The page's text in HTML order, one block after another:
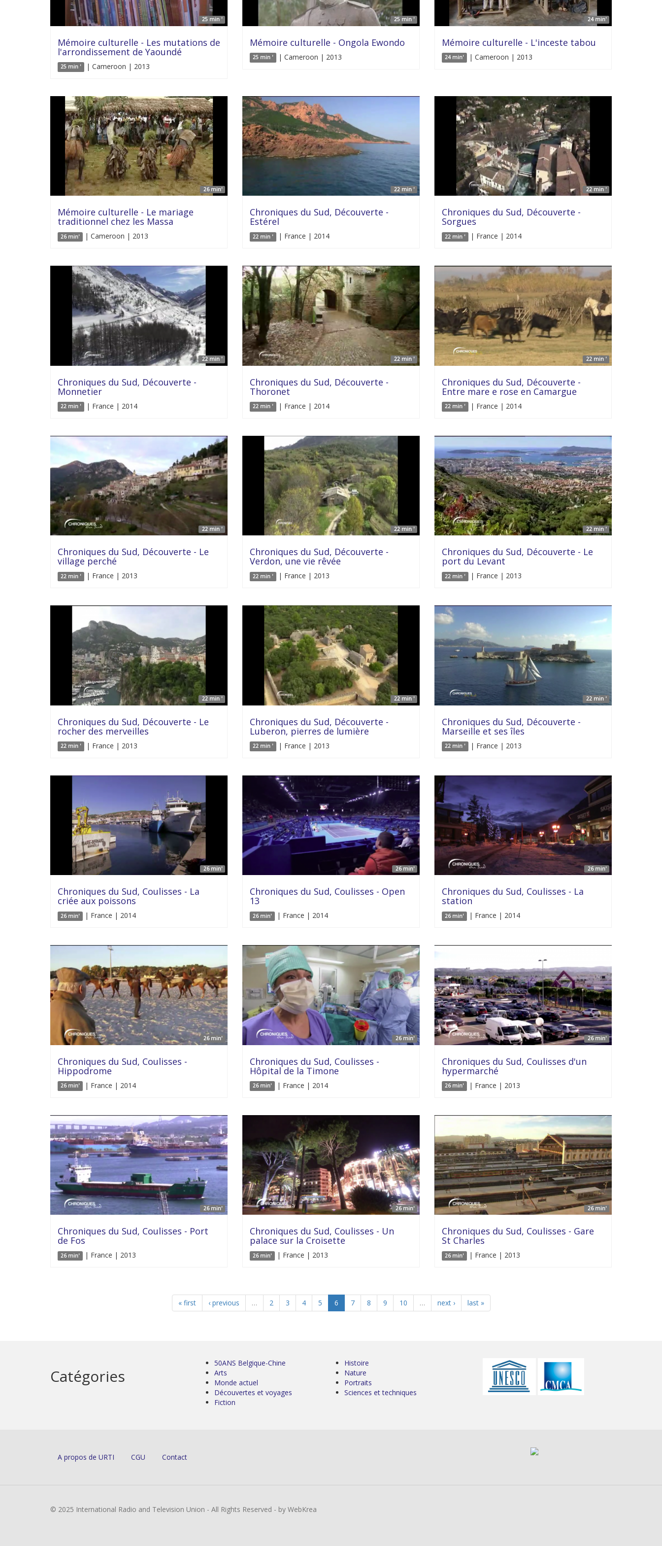
25 min '
Mémoire culturelle - Les mutations de
l'arrondissement de Yaoundé
25 min ' | Cameroon | 2013
25 min '
Mémoire culturelle - Ongola Ewondo
25 min ' | Cameroon | 2013
24 min'
Mémoire culturelle - L'inceste tabou
24 min' | Cameroon | 2013
26 min'
Mémoire culturelle - Le mariage
traditionnel chez les Massa
26 min' | Cameroon | 2013
22 min '
Chroniques du Sud, Découverte -
Estérel
22 min ' | France | 2014
22 min '
Chroniques du Sud, Découverte -
Sorgues
22 min ' | France | 2014
22 min '
Chroniques du Sud, Découverte -
Monnetier
22 min ' | France | 2014
22 min '
Chroniques du Sud, Découverte -
Thoronet
22 min ' | France | 2014
22 min '
Chroniques du Sud, Découverte -
Entre mare e rose en Camargue
22 min ' | France | 2014
22 min '
Chroniques du Sud, Découverte - Le
village perché
22 min ' | France | 2013
22 min '
Chroniques du Sud, Découverte -
Verdon, une vie rêvée
22 min ' | France | 2013
22 min '
Chroniques du Sud, Découverte - Le
port du Levant
22 min ' | France | 2013
22 min '
Chroniques du Sud, Découverte - Le
rocher des merveilles
22 min ' | France | 2013
22 min '
Chroniques du Sud, Découverte -
Luberon, pierres de lumière
22 min ' | France | 2013
22 min '
Chroniques du Sud, Découverte -
Marseille et ses îles
22 min ' | France | 2013
26 min'
Chroniques du Sud, Coulisses - La
criée aux poissons
26 min' | France | 2014
26 min'
Chroniques du Sud, Coulisses - Open
13
26 min' | France | 2014
26 min'
Chroniques du Sud, Coulisses - La
station
26 min' | France | 2014
26 min'
Chroniques du Sud, Coulisses -
Hippodrome
26 min' | France | 2014
26 min'
Chroniques du Sud, Coulisses -
Hôpital de la Timone
26 min' | France | 2014
26 min'
Chroniques du Sud, Coulisses d'un
hypermarché
26 min' | France | 2013
26 min'
Chroniques du Sud, Coulisses - Port
de Fos
26 min' | France | 2013
26 min'
Chroniques du Sud, Coulisses - Un
palace sur la Croisette
26 min' | France | 2013
26 min'
Chroniques du Sud, Coulisses - Gare
St Charles
26 min' | France | 2013
« first ‹ previous … 2 3 4 5 6 7 8 9 10 … next › last »
Catégories
50ANS Belgique-Chine
Arts
Monde actuel
Découvertes et voyages
Fiction
Histoire
Nature
Portraits
Sciences et techniques
A propos de URTI CGU Contact
© 2025 International Radio and Television Union - All Rights Reserved - by WebKrea